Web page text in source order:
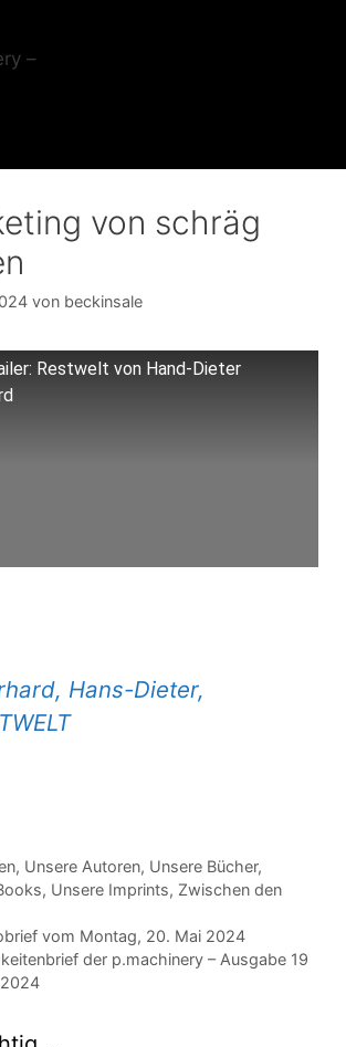
von schräg
von beckinsale
Restwelt von Hand-Dieter
Hans-Dieter,
, Unsere Autoren, Unsere Bücher,
, Unsere Imprints, Zwischen den
vom Montag, 20. Mai 2024
der p.machinery – Ausgabe 19